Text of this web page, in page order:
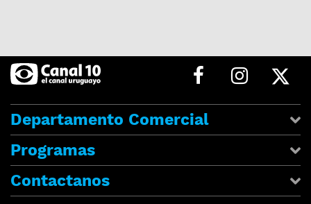
Departamento Comercial
Programas
Contactanos